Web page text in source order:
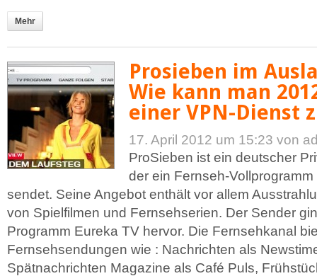
Mehr
Prosieben im
Wie kann man
einer VPN-Dienst
17. April 2012 um 15:23 von
ProSieben ist ein deutscher
der ein Fernseh-
sendet. Seine Angebot enthält vor allem
von Spielfilmen und Fernsehserien. Der Sender
Programm Eureka TV hervor. Die Fernsehkanal
Fernsehsendungen wie : Nachrichten als
Spätnachrichten Magazine als Café Puls,